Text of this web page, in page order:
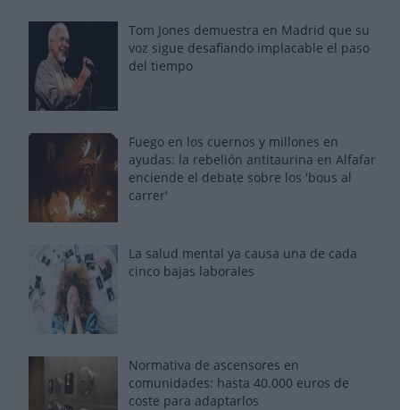
Tom Jones demuestra en Madrid que su
voz sigue desafiando implacable el paso
del tiempo
Fuego en los cuernos y millones en
ayudas: la rebelión antitaurina en Alfafar
enciende el debate sobre los 'bous al
carrer'
La salud mental ya causa una de cada
cinco bajas laborales
Normativa de ascensores en
comunidades: hasta 40.000 euros de
coste para adaptarlos